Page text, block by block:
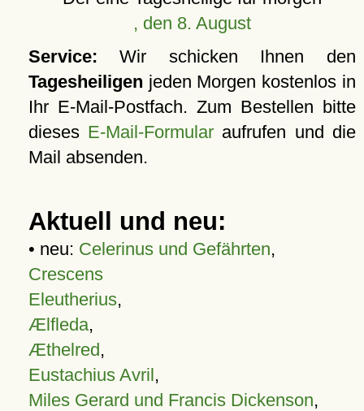
, den 8. August
Service: Wir schicken Ihnen den
Tagesheiligen jeden Morgen kostenlos in
Ihr E-Mail-Postfach. Zum Bestellen bitte
dieses E-Mail-Formular aufrufen und die
Mail absenden.
Aktuell und neu:
• neu: Celerinus und Gefährten,
Crescens
Eleutherius,
Ælfleda,
Æthelred,
Eustachius Avril,
Miles Gerard und Francis Dickenson,